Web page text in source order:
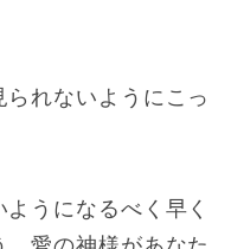
れないようにこっ
うになるべく早く